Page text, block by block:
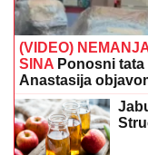
(VIDEO)
SINA Ponosni
Anastasija